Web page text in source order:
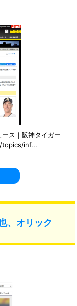
ース｜阪神タイガー
topics/inf...
、オリック